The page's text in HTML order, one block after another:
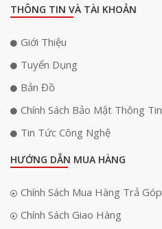
THÔNG TIN VÀ TÀI KHOẢN
Giới Thiệu
Tuyển Dụng
Bản Đồ
Chính Sách Bảo Mật Thông Tin
Tin Tức Công Nghệ
HƯỚNG DẪN MUA HÀNG
Chính Sách Mua Hàng Trả Góp
Chính Sách Giao Hàng